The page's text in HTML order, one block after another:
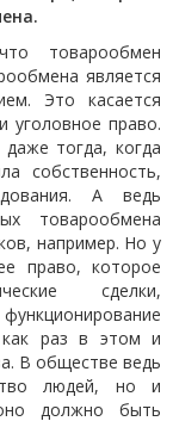
товарообмен
является
Это касается
уголовное право.
тогда, когда
собственность,
А ведь
товарообмена
например. Но у
право, которое
сделки,
раз в этом и
В обществе ведь
людей, но и
должно быть